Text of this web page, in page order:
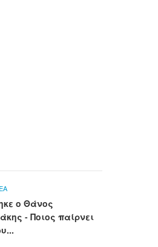
ο Θάνος
- Ποιος παίρνει